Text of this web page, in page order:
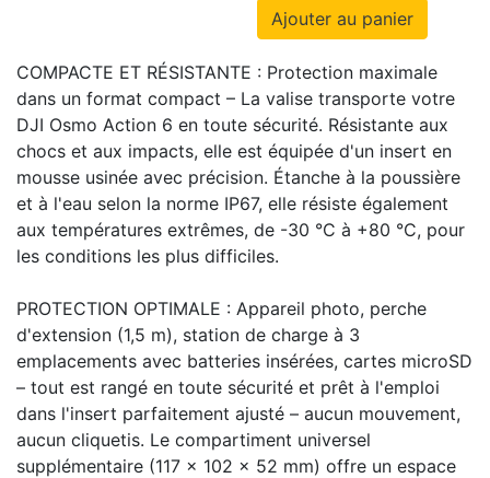
COMPACTE ET RÉSISTANTE : Protection maximale
dans un format compact – La valise transporte votre
DJI Osmo Action 6 en toute sécurité. Résistante aux
chocs et aux impacts, elle est équipée d'un insert en
mousse usinée avec précision. Étanche à la poussière
et à l'eau selon la norme IP67, elle résiste également
aux températures extrêmes, de -30 °C à +80 °C, pour
les conditions les plus difficiles.
PROTECTION OPTIMALE : Appareil photo, perche
d'extension (1,5 m), station de charge à 3
emplacements avec batteries insérées, cartes microSD
– tout est rangé en toute sécurité et prêt à l'emploi
dans l'insert parfaitement ajusté – aucun mouvement,
aucun cliquetis. Le compartiment universel
supplémentaire (117 x 102 x 52 mm) offre un espace